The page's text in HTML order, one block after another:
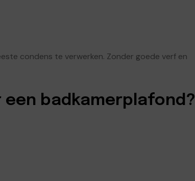
condens te verwerken. Zonder goede verf en
badkamerplafond?